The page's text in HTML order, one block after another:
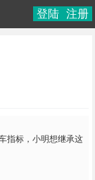
登陆 注册
指标，小明想继承这